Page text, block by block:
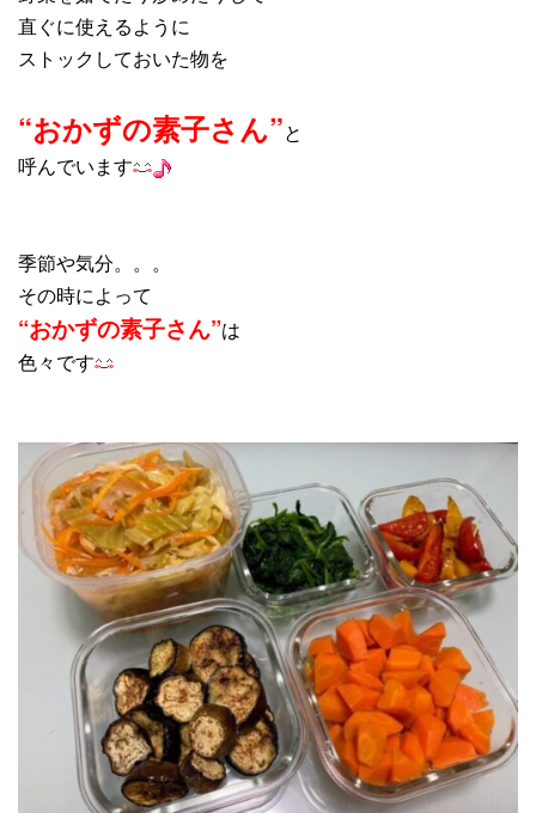
直ぐに使えるように
ストックしておいた物を
“おかずの素子さん”と
呼んでいます
季節や気分。。。
その時によって
“おかずの素子さん”は
色々です